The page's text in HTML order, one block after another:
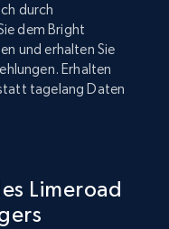
durch
dem Bright
und erhalten Sie
Erhalten
tagelang Daten
Limeroad